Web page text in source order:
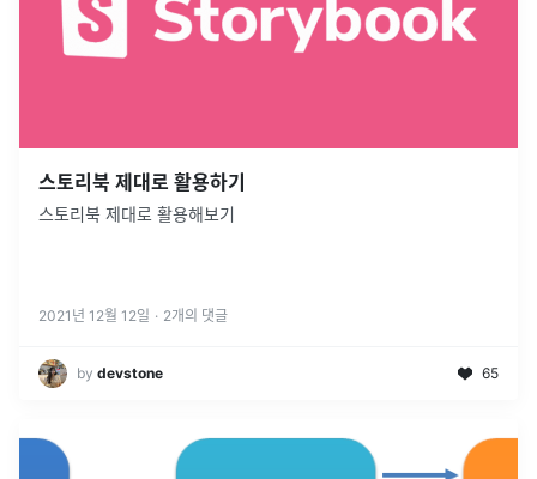
스토리북 제대로 활용하기
스토리북 제대로 활용해보기
2021년 12월 12일 · 2개의 댓글
by devstone 65